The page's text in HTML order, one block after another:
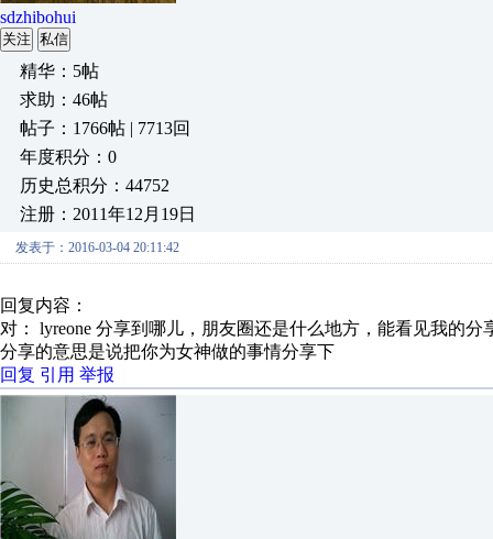
sdzhibohui
关注 私信
精华：5帖
求助：46帖
帖子：1766帖 | 7713回
年度积分：0
历史总积分：44752
注册：2011年12月19日
发表于：2016-03-04 20:11:42
回复内容：
对： lyreone 分享到哪儿，朋友圈还是什么地方，能看见我的分
分享的意思是说把你为女神做的事情分享下
回复 引用 举报